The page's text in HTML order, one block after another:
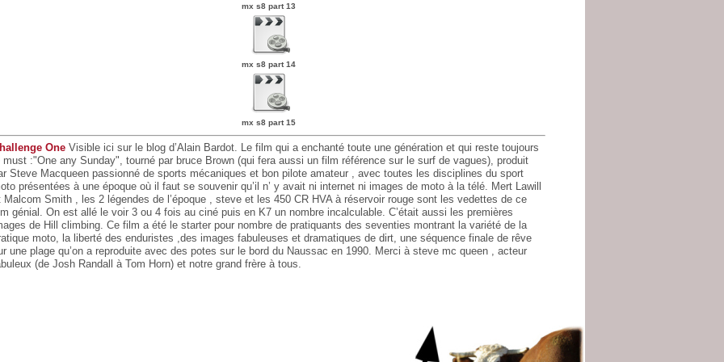
mx s8 part 13
mx s8 part 14
mx s8 part 15
One Visible ici sur le blog d’Alain Bardot. Le film qui a enchanté toute une génération et qui reste toujours
must :"One any Sunday", tourné par bruce Brown (qui fera aussi un film référence sur le surf de vagues), produit
Steve Macqueen passionné de sports mécaniques et bon pilote amateur , avec toutes les disciplines du sport
présentées à une époque où il faut se souvenir qu’il n’ y avait ni internet ni images de moto à la télé. Mert Lawill
Malcom Smith , les 2 légendes de l’époque , steve et les 450 CR HVA à réservoir rouge sont les vedettes de ce
génial. On est allé le voir 3 ou 4 fois au ciné puis en K7 un nombre incalculable. C’était aussi les premières
de Hill climbing. Ce film a été le starter pour nombre de pratiquants des seventies montrant la variété de la
moto, la liberté des enduristes ,des images fabuleuses et dramatiques de dirt, une séquence finale de rêve
une plage qu’on a reproduite avec des potes sur le bord du Naussac en 1990. Merci à steve mc queen , acteur
(de Josh Randall à Tom Horn) et notre grand frère à tous.